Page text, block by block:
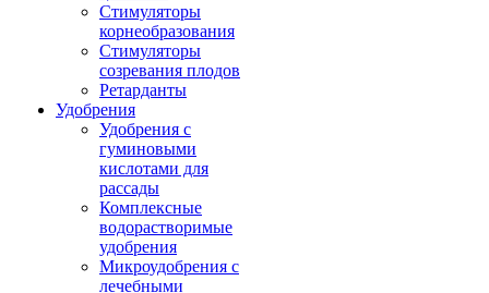
Стимуляторы
корнеобразования
Стимуляторы
созревания плодов
Ретарданты
Удобрения
Удобрения с
гуминовыми
кислотами для
рассады
Комплексные
водорастворимые
удобрения
Микроудобрения с
лечебными